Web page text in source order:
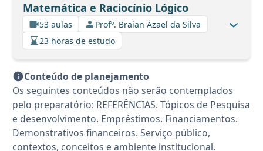
Matemática e Raciocínio Lógico
53 aulas
Profº. Braian Azael da Silva
23 horas de estudo
Conteúdo de planejamento
Os seguintes conteúdos não serão contemplados
pelo preparatório: REFERÊNCIAS. Tópicos de Pesquisa
e desenvolvimento. Empréstimos. Financiamentos.
Demonstrativos financeiros. Serviço público,
contextos, conceitos e ambiente institucional.